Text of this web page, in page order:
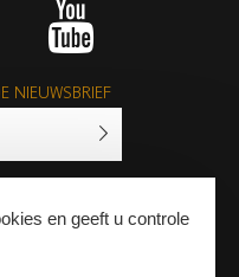
NIEUWSBRIEF
en geeft u controle